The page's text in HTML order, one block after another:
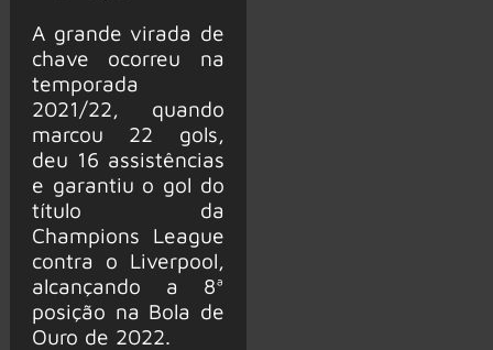
A grande virada de
chave ocorreu na
temporada
2021/22, quando
marcou 22 gols,
deu 16 assistências
e garantiu o gol do
título da
Champions League
contra o Liverpool,
alcançando a 8ª
posição na Bola de
Ouro de 2022.